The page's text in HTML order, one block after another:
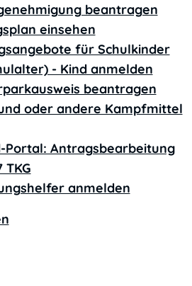
beantragen
einsehen
für Schulkinder
- Kind anmelden
beantragen
oder andere Kampfmittel
Portal: Antragsbearbeitung
TKG
anmelden